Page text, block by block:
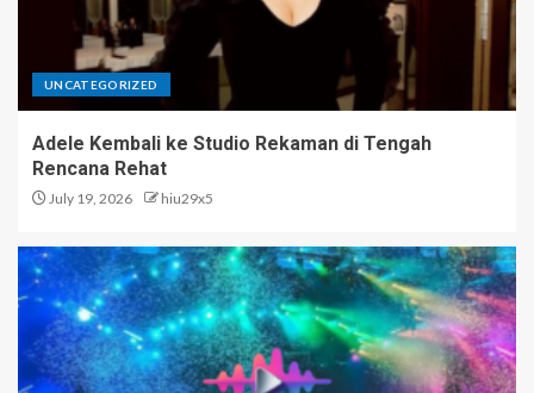
UNCATEGORIZED
Adele Kembali ke Studio Rekaman di Tengah
Rencana Rehat
July 19, 2026 hiu29x5